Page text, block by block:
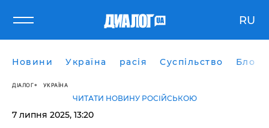
RU
Новини Україна расія Суспільство Блоги
ДІАЛОГ УКРАЇНА
ЧИТАТИ НОВИНУ РОСІЙСЬКОЮ
7 липня 2025, 13:20